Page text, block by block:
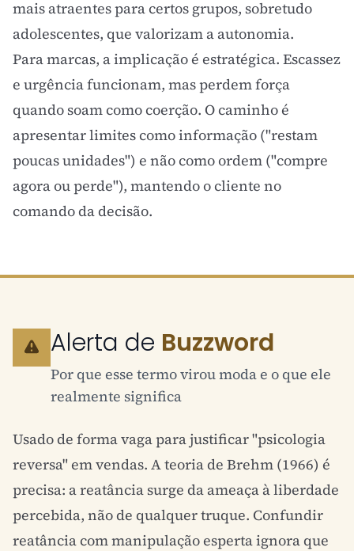
mais atraentes para certos grupos, sobretudo
adolescentes, que valorizam a autonomia.
Para marcas, a implicação é estratégica. Escassez
e urgência funcionam, mas perdem força
quando soam como coerção. O caminho é
apresentar limites como informação ("restam
poucas unidades") e não como ordem ("compre
agora ou perde"), mantendo o cliente no
comando da decisão.
Alerta de Buzzword
Por que esse termo virou moda e o que ele
realmente significa
Usado de forma vaga para justificar "psicologia
reversa" em vendas. A teoria de Brehm (1966) é
precisa: a reatância surge da ameaça à liberdade
percebida, não de qualquer truque. Confundir
reatância com manipulação esperta ignora que